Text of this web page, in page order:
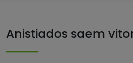
Anistiados saem